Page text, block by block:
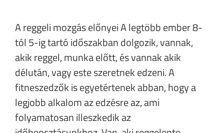
A reggeli mozgás előnyei A legtöbb ember 8-
tól 5-ig tartó időszakban dolgozik, vannak,
akik reggel, munka előtt, és vannak akik
délután, vagy este szeretnek edzeni. A
fitneszedzők is egyetértenek abban, hogy a
legjobb alkalom az edzésre az, ami
folyamatosan illeszkedik az